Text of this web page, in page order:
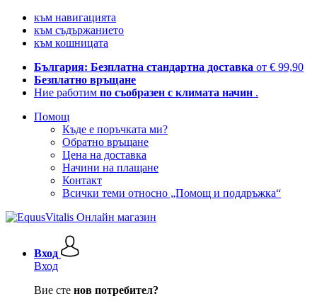
към навигацията
към съдържанието
към кошницата
България: Безплатна стандартна доставка от € 99,90
Безплатно връщане
Ние работим по съобразен с климата начин .
Помощ
Къде е поръчката ми?
Обратно връщане
Цена на доставка
Начини на плащане
Контакт
Всички теми относно „Помощ и поддръжка“
Вход
Вход
Вие сте нов потребител?